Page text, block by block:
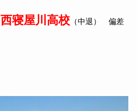
西寝屋川高校（中退） 偏差